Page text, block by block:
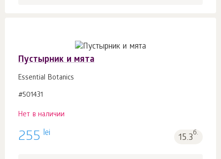
Пустырник и мята
Essential Botanics
#501431
Нет в наличии
255 lei 15.3б.